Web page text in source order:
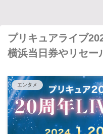
プリキュアライブ
横浜当日券やリセー
エンタメ